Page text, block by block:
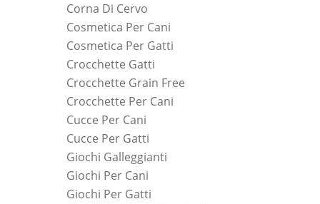
Corna Di Cervo
Cosmetica Per Cani
Cosmetica Per Gatti
Crocchette Gatti
Crocchette Grain Free
Crocchette Per Cani
Cucce Per Cani
Cucce Per Gatti
Giochi Galleggianti
Giochi Per Cani
Giochi Per Gatti